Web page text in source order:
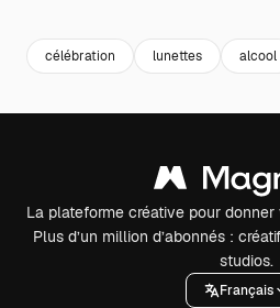
célébration lunettes alcool
La plateforme créative pour
Plus d’un million d’abonnés :
studios.
Français